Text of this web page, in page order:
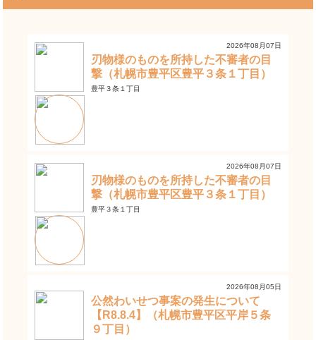
2026年08月07日
刃物様のものを所持した不審者の目
撃（札幌市豊平区豊平３条１丁目）
豊平３条１丁目
2026年08月07日
刃物様のものを所持した不審者の目
撃（札幌市豊平区豊平３条１丁目）
豊平３条１丁目
2026年08月05日
公然わいせつ事案の発生について
【R8.8.4】（札幌市豊平区平岸５条
９丁目）